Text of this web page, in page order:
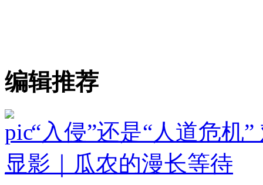
编辑推荐
“入侵”还是“人道危机
显影｜瓜农的漫长等待